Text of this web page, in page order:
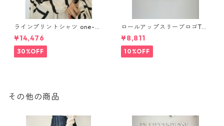
ラインプリントシャツ one-pi
ece CHIGNON 5961- 019 kk
2602b
¥14,476
30%OFF
ロールアップスリーブロゴTシ
ャツ 612 - 85780 cloche
¥8,811
10%OFF
その他の商品